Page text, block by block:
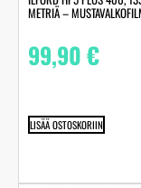
METRIÄ –
99,90€
LISÄÄ OSTOSKORIIN